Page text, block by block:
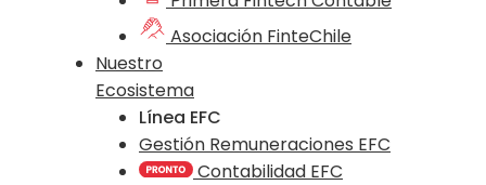
Asociación FinteChile
Nuestro
Ecosistema
Línea EFC
Gestión Remuneraciones EFC
Contabilidad EFC